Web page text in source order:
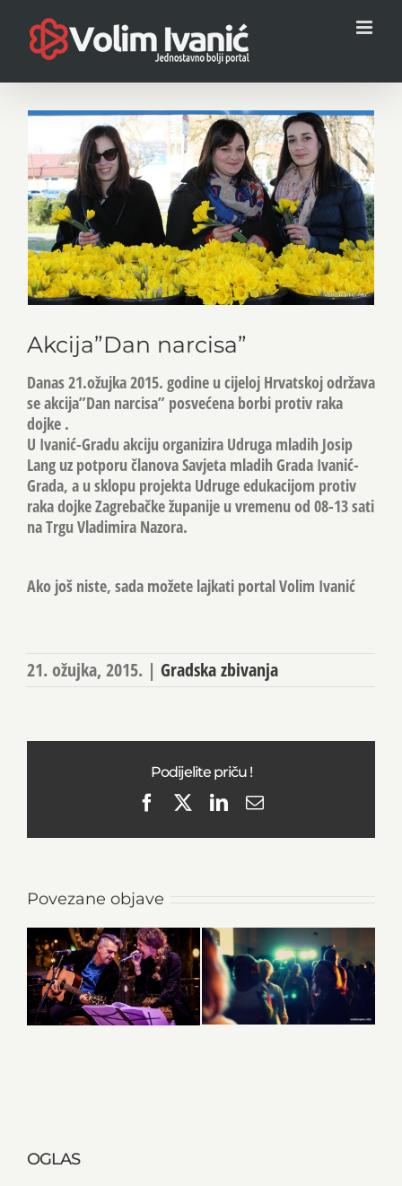
content
View
Image
Akcija”Dan narcisa”
Danas 21.ožujka 2015. godine u cijeloj Hrvatskoj održava
se akcija”Dan narcisa” posvećena borbi protiv raka
dojke .
U Ivanić-Gradu akciju organizira Udruga mladih Josip
Lang uz potporu članova Savjeta mladih Grada Ivanić-
Grada, a u sklopu projekta Udruge edukacijom protiv
raka dojke Zagrebačke županije u vremenu od 08-13 sati
na Trgu Vladimira Nazora.
Ako još niste, sada možete lajkati portal Volim Ivanić
21. ožujka, 2015. | Gradska zbivanja
Podijelite priču !
FacebookLinkedIn
Email
Povezane objave
OGLAS